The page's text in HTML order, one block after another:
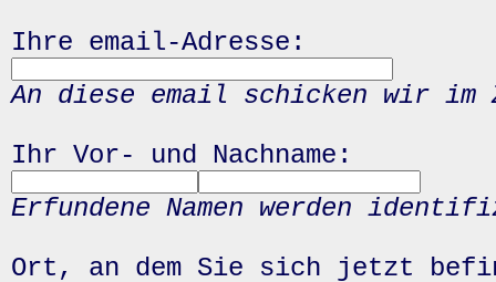
Ihre email-Adresse:
An diese email schicken wir
Ihr Vor- und Nachname:
Erfundene Namen werden
Ort, an dem Sie sich jetzt